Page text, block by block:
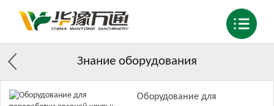
Знание оборудования
Оборудование для